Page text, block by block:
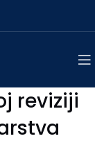
reviziji